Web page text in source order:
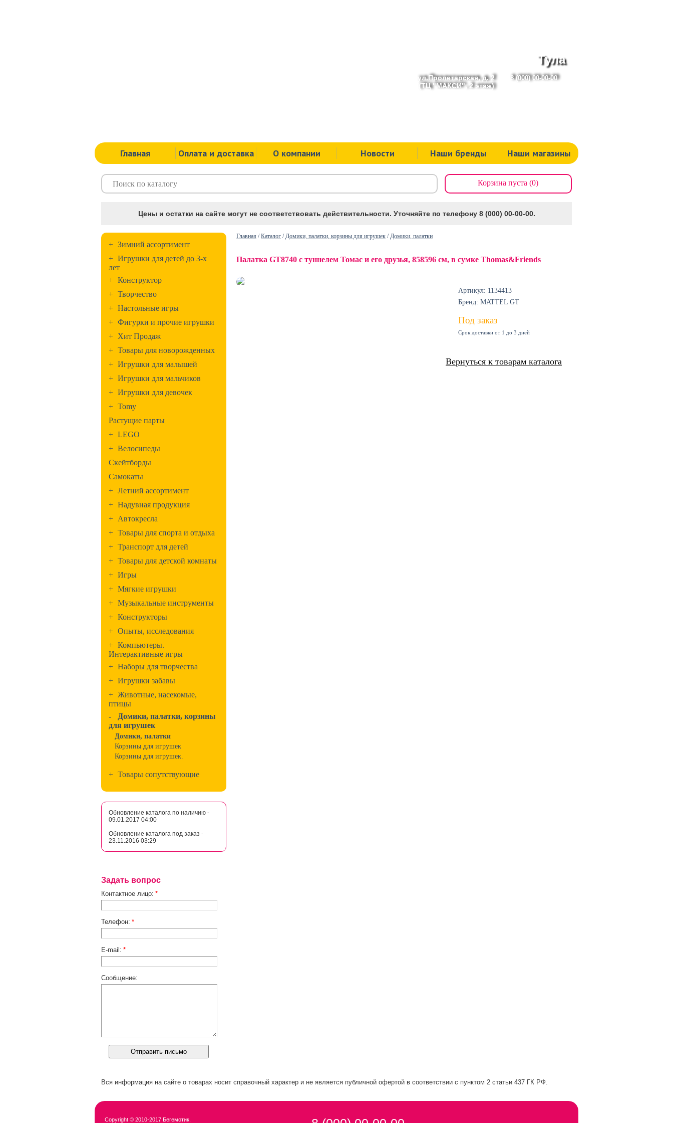
Тула
ул.Пролетарская, д. 2
(ТЦ "МАКСИ", 2 этаж)
8 (000) 00-00-00
Главная Оплата и доставка О компании Новости Наши бренды Наши магазины
Корзина пуста (0)
Цены и остатки на сайте могут не соответствовать действительности. Уточняйте по телефону 8 (000) 00-00-00.
+ Зимний ассортимент
+ Игрушки для детей до 3-х
лет
+ Конструктор
+ Творчество
+ Настольные игры
+ Фигурки и прочие игрушки
+ Хит Продаж
+ Товары для новорожденных
+ Игрушки для малышей
+ Игрушки для мальчиков
+ Игрушки для девочек
+ Tomy
Растущие парты
+ LEGO
+ Велосипеды
Скейтборды
Самокаты
+ Летний ассортимент
+ Надувная продукция
+ Автокресла
+ Товары для спорта и отдыха
+ Транспорт для детей
+ Товары для детской комнаты
+ Игры
+ Мягкие игрушки
+ Музыкальные инструменты
+ Конструкторы
+ Опыты, исследования
+ Компьютеры.
Интерактивные игры
+ Наборы для творчества
+ Игрушки забавы
+ Животные, насекомые,
птицы
-
Домики, палатки, корзины
для игрушек
Домики, палатки
Корзины для игрушек
Корзины для игрушек.
+ Товары сопутствующие
Обновление каталога по наличию -
09.01.2017 04:00
Обновление каталога под заказ -
23.11.2016 03:29
Задать вопрос
Контактное лицо: *
Телефон: *
E-mail: *
Сообщение:
Главная /Каталог /Домики, палатки, корзины для игрушек /Домики, палатки
Палатка GT8740 с туннелем Томас и его друзья, 858596 см, в сумке Thomas&Friends
Артикул: 1134413
Бренд: MATTEL GT
Под заказ
Срок доставки от 1 до 3 дней
Вернуться к товарам каталога
Вся информация на сайте о товарах носит справочный характер и не является публичной офертой в соответствии с пунктом 2 статьи 437 ГК РФ.
Copyright © 2010-2017 Бегемотик.